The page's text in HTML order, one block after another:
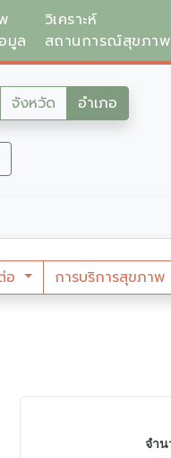
มูล
วิเคราะห์
สถานการณ์สุขภาพ
จังหวัด อำเภอ
อ การบริการสุขภาพ